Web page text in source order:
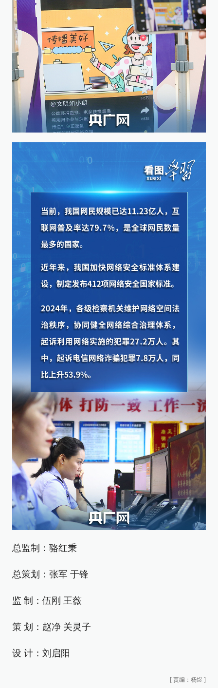
总监制：骆红秉
总策划：张军 于锋
监 制：伍刚 王薇
策 划：赵净 关灵子
设 计：刘启阳
[ 责编：杨煜 ]